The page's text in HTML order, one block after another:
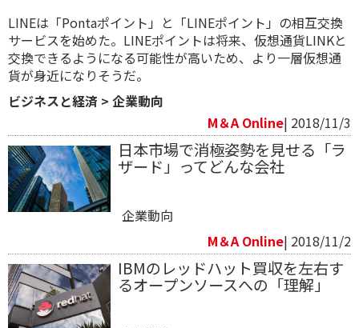
LINEは「Pontaポイント」と「LINEポイント」の相互交換
サービスを始めた。LINEポイントは将来、仮想通貨LINKと
交換できるようになる可能性が高いため、より一層仮想通
貨が身近になりそうだ。
ビジネスと経済 > 企業動向
M＆A Online| 2018/11/3
日本市場で消極姿勢を見せる「ラ
ザード」ってどんな会社
企業動向
M＆A Online| 2018/11/2
IBMのレッドハット買収を左右す
るオープンソースへの「理解」